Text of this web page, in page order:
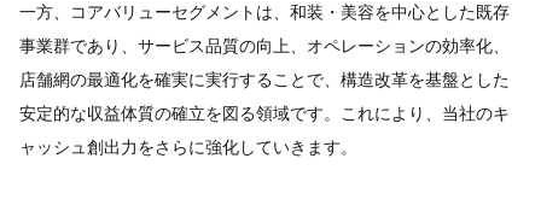
一方、コアバリューセグメントは、和装・美容を中心とした既存
事業群であり、サービス品質の向上、オペレーションの効率化、
店舗網の最適化を確実に実行することで、構造改革を基盤とした
安定的な収益体質の確立を図る領域です。これにより、当社のキ
ャッシュ創出力をさらに強化していきます。